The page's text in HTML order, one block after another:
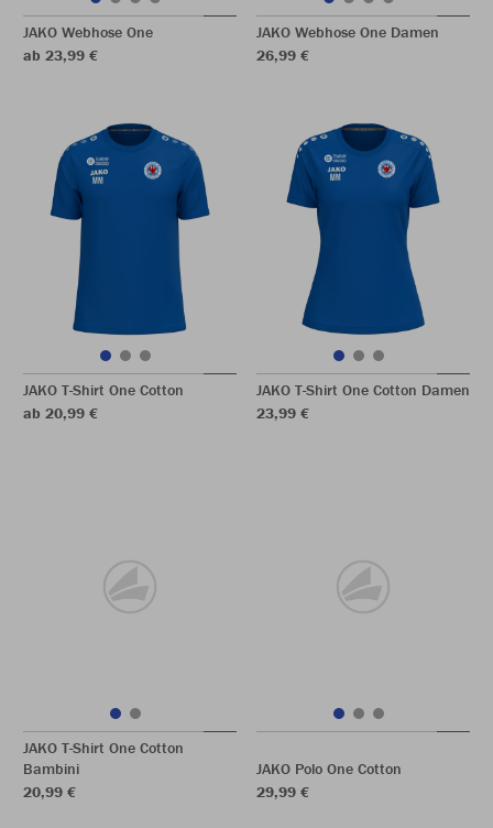
JAKO Webhose One
ab 23,99 €
JAKO Webhose One Damen
26,99 €
JAKO T-Shirt One Cotton
ab 20,99 €
JAKO T-Shirt One Cotton Damen
23,99 €
JAKO T-Shirt One Cotton
Bambini
20,99 €
JAKO Polo One Cotton
29,99 €